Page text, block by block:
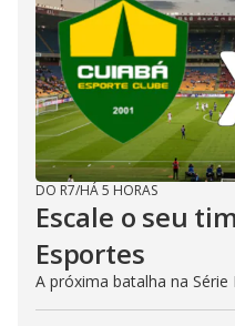
DO R7/HÁ 5 HORAS
Escale o seu
Esportes
A próxima batalha na Série